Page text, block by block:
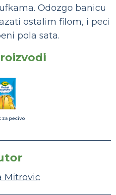
Odozgo banicu
ostalim filom, i peci
pola sata.
za pecivo
Mitrovic